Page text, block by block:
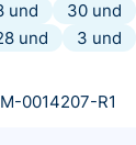
und 30 und
und
3 und
0014207-R1